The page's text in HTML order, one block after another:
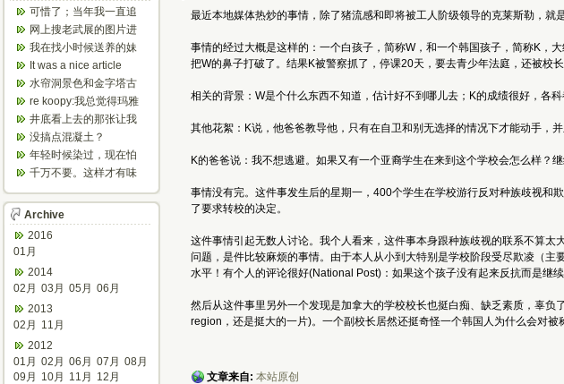
最近本地媒体热炒的事情，除了猪流感和即将被工人阶级领导的克莱斯勒，就
事情的经过大概是这样的：一个白孩子，简称W，和一个韩国孩子，简称K，
把W的鼻子打破了。结果K被警察抓了，停课20天，要去青少年法庭，还被校长
相关的背景：W是个什么东西不知道，估计好不到哪儿去；K的成绩很好，
其他花絮：K说，他爸爸教导他，只有在自卫和别无选择的情况下才能动手，
K的爸爸说：我不想逃避。如果又有一个亚裔学生在来到这个学校会怎么样？
事情没有完。这件事发生后的星期一，400个学生在学校游行反对种族歧视和
了要求转校的决定。
这件事情引起无数人讨论。我个人看来，这件事本身跟种族歧视的联系不算
问题，是件比较麻烦的事情。由于本人从小到大特别是学校阶段受尽欺凌（
水平！有个人的评论很好(National Post)：如果这个孩子没有起来反抗而是
然后从这件事里另外一个发现是加拿大的学校校长也挺白痴、缺乏素质，辜
region，还是挺大的一片)。一个副校长居然还挺奇怪一个韩国人为什么会对
文章来自: 本站原创
可惜了；当年我一直追
着这个，看博主夫妇一
步步在多伦...
网上搜老武展的图片进
来了，一晃是你十年前
的帖子，时...
我在找小时候送养的妹
妹，有人QQ找我说找到
了匹配的...
It was a nice article
and...
水帘洞景色和金字塔古
迹都不错。
re koopy:我总觉得玛雅
人见过外星人。不然哪...
井底看上去的那张让我
想起了蝙蝠侠。。下棋
那张会不会...
没搞点混凝土？
年轻时候染过，现在怕
伤头发不敢染了。不过
千万不要。这样才有味
气场。
Archive
2016
01月
2014
02月 03月 05月 06月
2013
02月
11月
2012
01月 02月 06月 07月 08月
09月
10月 11月
12月